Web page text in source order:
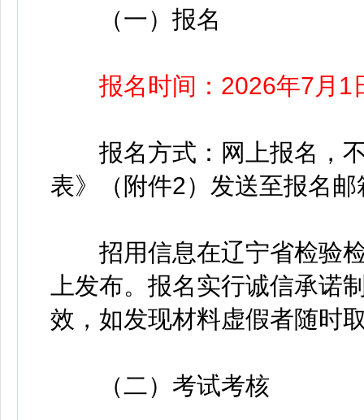
（一）报名
报名时间：2026年7月1
报名方式：网上报名，不
表》（附件2）发送至报名邮
招用信息在辽宁省检验检
上发布。报名实行诚信承诺
效，如发现材料虚假者随时
（二）考试考核